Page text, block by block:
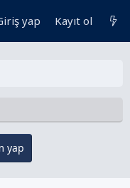
yap Kayıt ol
yap